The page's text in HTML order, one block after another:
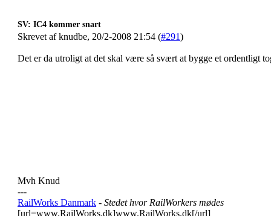
SV: IC4 kommer snart
Skrevet af knudbe, 20/2-2008 21:54 (#291)
Det er da utroligt at det skal være så svært at bygge et ordentligt
Mvh Knud
---
RailWorks Danmark - Stedet hvor RailWorkers mødes
[url=www.RailWorks.dk]www.RailWorks.dk[/url]